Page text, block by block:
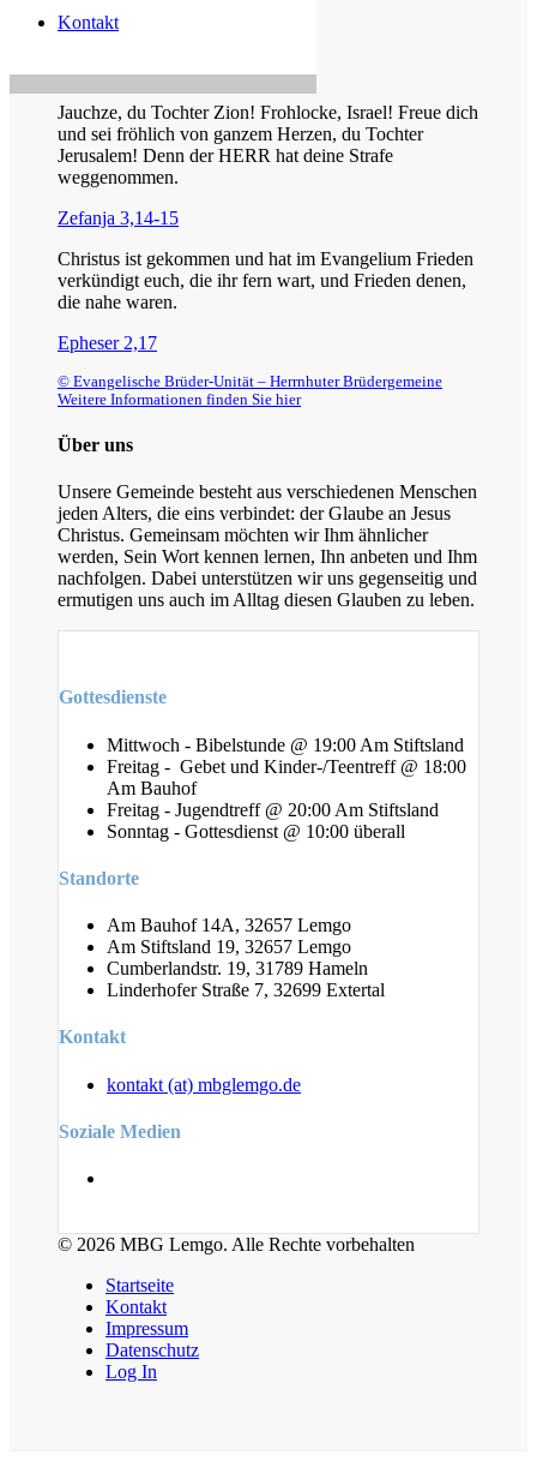
Kontakt
Jauchze, du Tochter Zion! Frohlocke, Israel! Freue dich
und sei fröhlich von ganzem Herzen, du Tochter
Jerusalem! Denn der HERR hat deine Strafe
weggenommen.
Zefanja 3,14-15
Christus ist gekommen und hat im Evangelium Frieden
verkündigt euch, die ihr fern wart, und Frieden denen,
die nahe waren.
Epheser 2,17
© Evangelische Brüder-Unität – Herrnhuter Brüdergemeine
Weitere Informationen finden Sie hier
Über uns
Unsere Gemeinde besteht aus verschiedenen Menschen
jeden Alters, die eins verbindet: der Glaube an Jesus
Christus. Gemeinsam möchten wir Ihm ähnlicher
werden, Sein Wort kennen lernen, Ihn anbeten und Ihm
nachfolgen. Dabei unterstützen wir uns gegenseitig und
ermutigen uns auch im Alltag diesen Glauben zu leben.
Gottesdienste
Mittwoch - Bibelstunde @ 19:00 Am Stiftsland
Freitag - Gebet und Kinder-/Teentreff @ 18:00
Am Bauhof
Freitag - Jugendtreff @ 20:00 Am Stiftsland
Sonntag - Gottesdienst @ 10:00 überall
Standorte
Am Bauhof 14A, 32657 Lemgo
Am Stiftsland 19, 32657 Lemgo
Cumberlandstr. 19, 31789 Hameln
Linderhofer Straße 7, 32699 Extertal
Kontakt
kontakt (at) mbglemgo.de
Soziale Medien
© 2026 MBG Lemgo. Alle Rechte vorbehalten
Startseite
Kontakt
Impressum
Datenschutz
Log In